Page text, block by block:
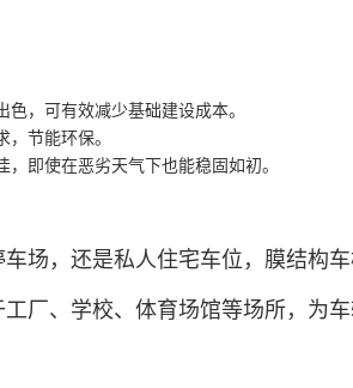
，可有效减少基础建设成本。
，节能环保。
，即使在恶劣天气下也能稳固如初。
场，还是私人住宅车位，膜结构
厂、学校、体育场馆等场所，为车